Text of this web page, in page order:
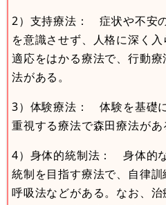
2）支持療法： 症状や不安
を意識させず、人格に深く
適応をはかる療法で、行動
法がある。
3）体験療法： 体験を基礎
重視する療法で森田療法があ
4）身体的統制法： 身体的
統制を目指す療法で、自律訓
呼吸法などがある。なお、